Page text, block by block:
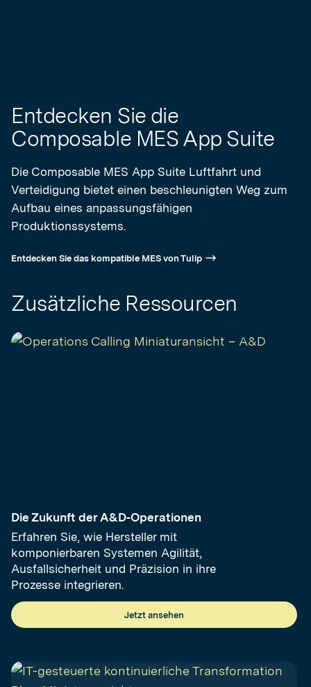
Entdecken Sie die
Composable MES App Suite
Die Composable MES App Suite Luftfahrt und
Verteidigung bietet einen beschleunigten Weg zum
Aufbau eines anpassungsfähigen
Produktionssystems.
Entdecken Sie das kompatible MES von Tulip
Zusätzliche Ressourcen
Die Zukunft der A&D-Operationen
Erfahren Sie, wie Hersteller mit
komponierbaren Systemen Agilität,
Ausfallsicherheit und Präzision in ihre
Prozesse integrieren.
Jetzt ansehen